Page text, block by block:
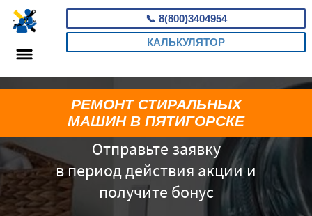
📞 8(800)3404954
КАЛЬКУЛЯТОР
Отправьте заявку
в период действия акции и
получите бонус
РЕМОНТ СТИРАЛЬНЫХ
МАШИН В ПЯТИГОРСКЕ